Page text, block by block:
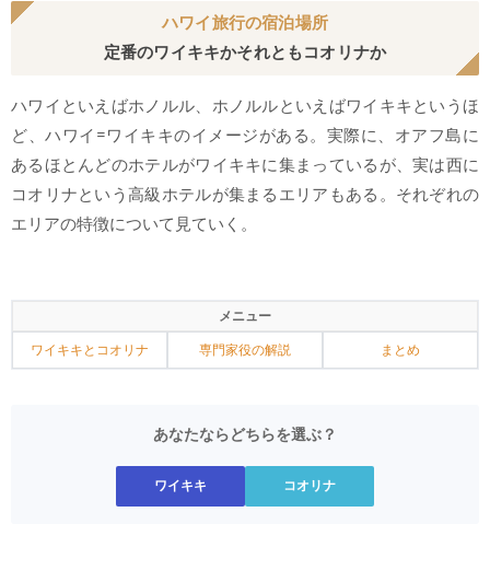
ハワイ旅行の宿泊場所
定番のワイキキかそれともコオリナか
ハワイといえばホノルル、ホノルルといえばワイキキというほ
ど、ハワイ=ワイキキのイメージがある。実際に、オアフ島に
あるほとんどのホテルがワイキキに集まっているが、実は西に
コオリナという高級ホテルが集まるエリアもある。それぞれの
エリアの特徴について見ていく。
メニュー
ワイキキとコオリナ 専門家役の解説 まとめ
あなたならどちらを選ぶ？
ワイキキ コオリナ